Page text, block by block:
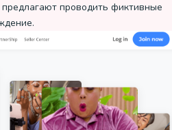
проводить фиктивные